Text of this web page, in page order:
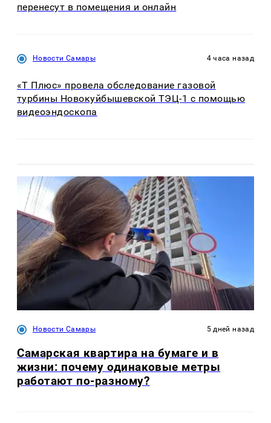
перенесут в помещения и онлайн
Новости Самары 4 часа назад
«Т Плюс» провела обследование газовой
турбины Новокуйбышевской ТЭЦ-1 с помощью
видеоэндоскопа
Новости Самары 5 дней назад
Самарская квартира на бумаге и в
жизни: почему одинаковые метры
работают по-разному?